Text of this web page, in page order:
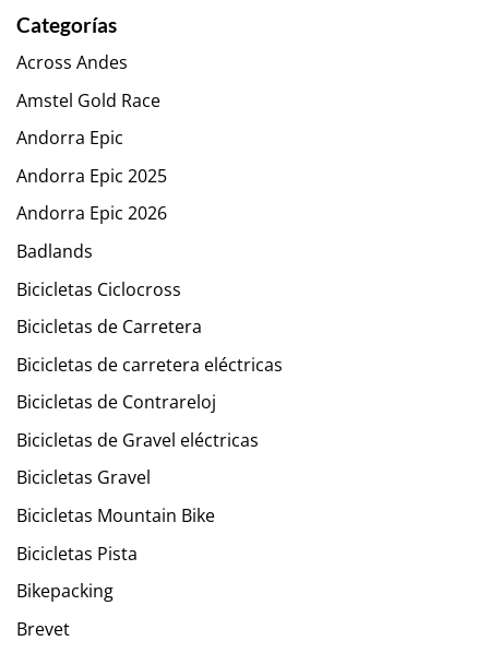
Categorías
Across Andes
Amstel Gold Race
Andorra Epic
Andorra Epic 2025
Andorra Epic 2026
Badlands
Bicicletas Ciclocross
Bicicletas de Carretera
Bicicletas de carretera eléctricas
Bicicletas de Contrareloj
Bicicletas de Gravel eléctricas
Bicicletas Gravel
Bicicletas Mountain Bike
Bicicletas Pista
Bikepacking
Brevet